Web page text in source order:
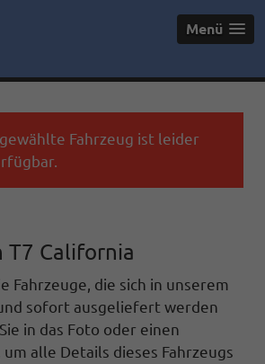
Menü
Fahrzeug ist leider
T7 California
Fahrzeuge, die sich in unserem
sofort ausgeliefert werden
in das Foto oder einen
um alle Details dieses Fahrzeugs